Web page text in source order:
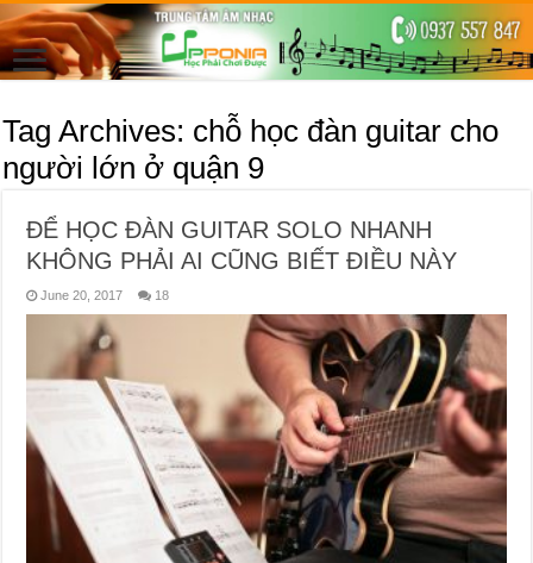
Tag Archives: chỗ học đàn guitar cho
người lớn ở quận 9
ĐỂ HỌC ĐÀN GUITAR SOLO NHANH
KHÔNG PHẢI AI CŨNG BIẾT ĐIỀU NÀY
June 20, 2017 18